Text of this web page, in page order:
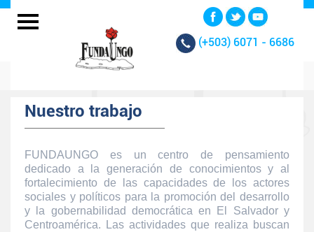
(+503) 6071 - 6686
Nuestro trabajo
FUNDAUNGO es un centro de pensamiento
dedicado a la generación de conocimientos y al
fortalecimiento de las capacidades de los actores
sociales y políticos para la promoción del desarrollo
y la gobernabilidad democrática en El Salvador y
Centroamérica. Las actividades que realiza buscan